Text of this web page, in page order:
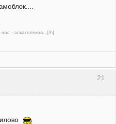
- алкаголеков...[/h]
21